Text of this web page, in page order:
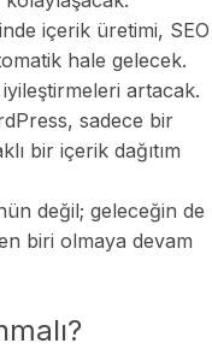
içerik üretimi, SEO
hale gelecek.
artacak.
sadece bir
bir içerik dağıtım
değil; geleceğin de
biri olmaya devam